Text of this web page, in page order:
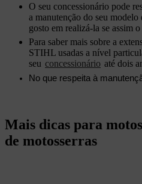
O seu concessionário pode
a manutenção do seu modelo
gosto em realizá-la se assim
Para saber mais sobre a
STIHL usadas a nível
seu concessionário até dois
No que respeita à
Mais dicas para
de motosserras